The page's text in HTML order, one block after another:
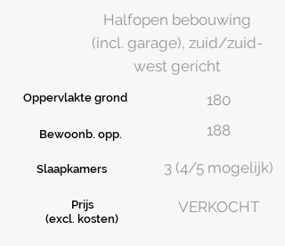
Halfopen bebouwing
(incl. garage), zuid/zuid-
west gericht
180
Oppervlakte grond
Bewoonb. opp.
3 (4/5 mogelijk)
Slaapkamers
Prijs
(excl. kosten)
188
VERKOCHT